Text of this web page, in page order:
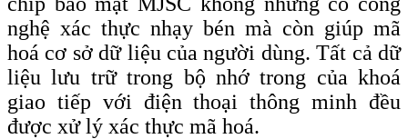
nghệ xác thực nhạy bén mà còn giúp mã
hoá cơ sở dữ liệu của người dùng. Tất cả dữ
liệu lưu trữ trong bộ nhớ trong của khoá
giao tiếp với điện thoại thông minh đều
được xử lý xác thực mã hoá.